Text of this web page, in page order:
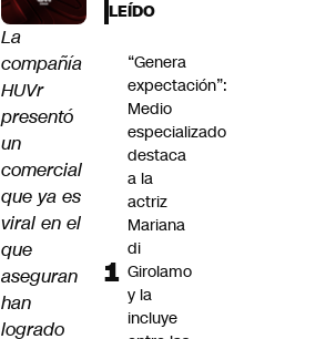
La
compañía
HUVr
presentó
un
comercial
que ya es
viral en el
que
aseguran
han
logrado
LEÍDO
“Genera
expectación”:
Medio
especializado
destaca
a la
actriz
Mariana
di
Girolamo
y la
incluye